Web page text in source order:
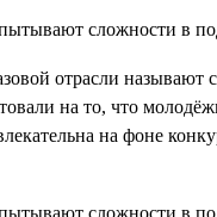
отрасли
на то, что
на фоне